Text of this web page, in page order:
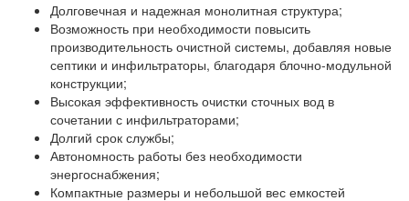
Долговечная и надежная монолитная структура;
Возможность при необходимости повысить
производительность очистной системы, добавляя новые
септики и инфильтраторы, благодаря блочно-модульной
конструкции;
Высокая эффективность очистки сточных вод в
сочетании с инфильтраторами;
Долгий срок службы;
Автономность работы без необходимости
энергоснабжения;
Компактные размеры и небольшой вес емкостей